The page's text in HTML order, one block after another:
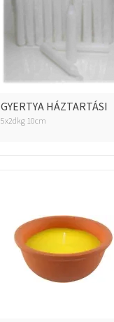
GYERTYA HÁZTARTÁSI
5x2dkg 10cm